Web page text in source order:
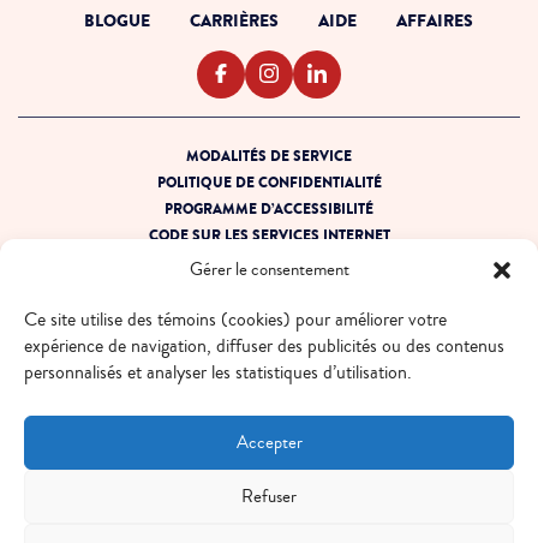
Gérer le consentement
Ce site utilise des témoins (cookies) pour améliorer votre
expérience de navigation, diffuser des publicités ou des contenus
personnalisés et analyser les statistiques d’utilisation.
Accepter
Refuser
BLOGUE
CARRIÈRES AIDE AFFAIRES
MODALITÉS DE SERVICE
POLITIQUE DE CONFIDENTIALITÉ
PROGRAMME D’ACCESSIBILITÉ
CODE SUR LES SERVICES INTERNET
PRÊT POUR LA PANNE
© 2026 EBOX. Tous droits réservés.
QUÉBEC - FRQUÉBEC - ENONTARIO - FRONTARIO - EN